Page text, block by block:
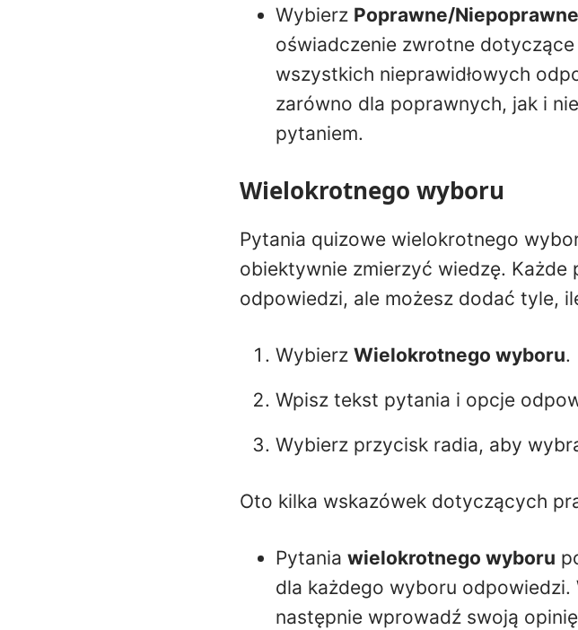
Wybierz Poprawne/Niepoprawne
oświadczenie zwrotne
wszystkich nieprawidłowych
zarówno dla poprawnych, jak i
pytaniem.
Wielokrotnego wyboru
Pytania quizowe wielokrotnego
obiektywnie zmierzyć wiedzę.
odpowiedzi, ale możesz dodać tyle,
Wybierz Wielokrotnego wyboru.
Wpisz tekst pytania i opcje
Wybierz przycisk radia, aby
Oto kilka wskazówek dotyczących
Pytania wielokrotnego wyboru
dla każdego wyboru odpowiedzi.
następnie wprowadź swoją